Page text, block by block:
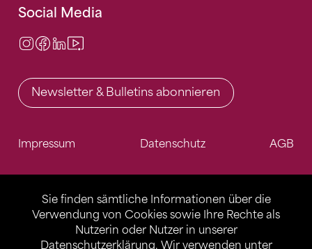
Sie finden sämtliche Informationen über die
Verwendung von Cookies sowie Ihre Rechte als
Nutzerin oder Nutzer in unserer
Datenschutzerklärung. Wir verwenden unter
Social Media
Instagram
Facebook
LinkedIn
Newsletter & Bulletins abonnieren
Impressum Datenschutz AGB